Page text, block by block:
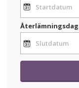
Återlämningsdag